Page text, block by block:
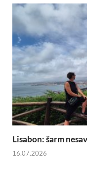
Lisabon: šarm
16.07.2026